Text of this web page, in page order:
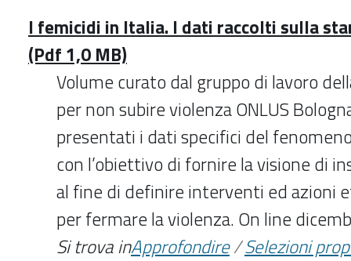
I femicidi in Italia. I dati raccolti sulla
(Pdf 1,0 MB)
Volume curato dal gruppo di lavoro
per non subire violenza ONLUS
presentati i dati specifici del
con l’obiettivo di fornire la visione di
al fine di definire interventi ed azioni
per fermare la violenza. On line
Si trova inApprofondire/Selezioni